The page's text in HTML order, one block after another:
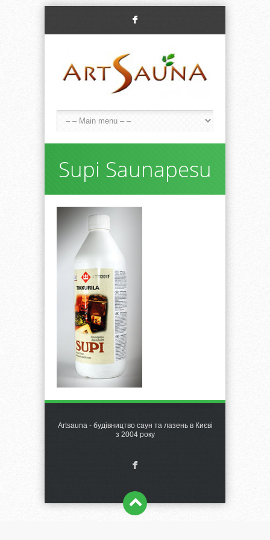
F
Supi Saunapesu
Artsauna - будівництво саун та лазень в Києві
з 2004 року
F